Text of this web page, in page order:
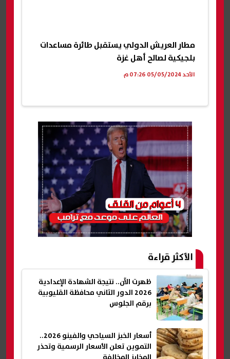
مطار العريش الدولي يستقبل طائرة مساعدات
بلجيكية لصالح أهل غزة
الأحد 05/05/2024 07:26 م
الأكثر قراءة
ظهرت الآن.. نتيجة الشهادة الإعدادية
2026 الدور الثاني محافظة القليوبية
برقم الجلوس
أسعار الخبز السياحي والفينو 2026..
التموين تعلن الأسعار الرسمية وتحذر